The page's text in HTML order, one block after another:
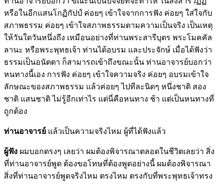
หรือในอีกแสนโกฏิกัปป์ ค่อยๆ เข้าใจจากการฟัง ค่อยๆ ใส่ใจกับ
สภาพธรรม ค่อยๆ เข้าใจสภาพธรรมตามความเป็นจริง เป็นเหตุ
ให้วันใดวันหนึ่งถึง เหมือนอย่างที่ท่านพระสารีบุตร พระโมคคัล
ลานะ หรือพระพุทธเจ้า ท่านได้อบรม และประจักษ์ เมื่อได้ฟังว่า
ธรรมเป็นอนัตตา ก็สามารถเข้าถึงขณะนั้น ท่านอาจารย์บอกว่า
หนทางนี้เอง การฟัง ค่อยๆ เข้าใจความจริง ค่อยๆ อบรมเข้าใจ
ลักษณะของสภาพธรรม แล้วค่อยๆ ไปทีละนิดๆ หนึ่งชาติ สอง
ชาติ แสนชาติ ไม่รู้อีกเท่าไร แต่นี่คือหนทาง ช้า แต่เป็นหนทางที่
ถูกต้อง
ท่านอาจารย์ แล้วเป็นความจริงไหม ผู้ที่ได้ฟังแล้ว
ผู้ฟัง ผมบอกตรงๆ เลยว่า ผมต้องพิจารณาตลอดในชีวิตเลยว่า สิ่ง
ที่ท่านอาจารย์พูด ต้องขอโทษที่ต้องพูดอย่างนี้ ผมต้องพิจารณา
สิ่งที่ท่านอาจารย์พูดจริงไหม ตรงไหม ตรงกับที่พระพุทธเจ้าทรง